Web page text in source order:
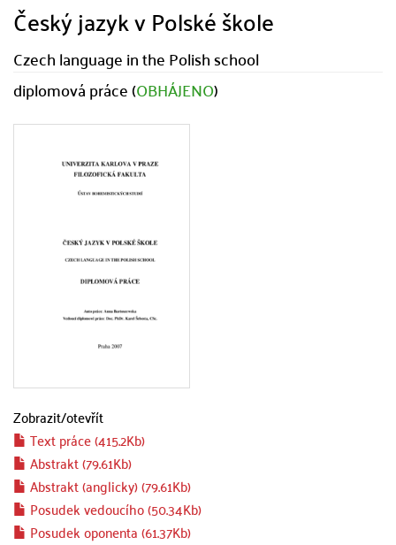
Český jazyk v Polské škole
Czech language in the Polish school
diplomová práce (OBHÁJENO)
Zobrazit/otevřít
Text práce (415.2Kb)
Abstrakt (79.61Kb)
Abstrakt (anglicky) (79.61Kb)
Posudek vedoucího (50.34Kb)
Posudek oponenta (61.37Kb)